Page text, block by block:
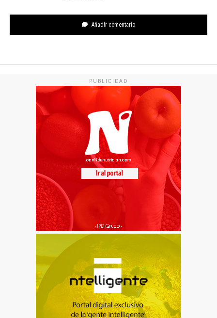
Añadir comentario
PUBLICIDAD